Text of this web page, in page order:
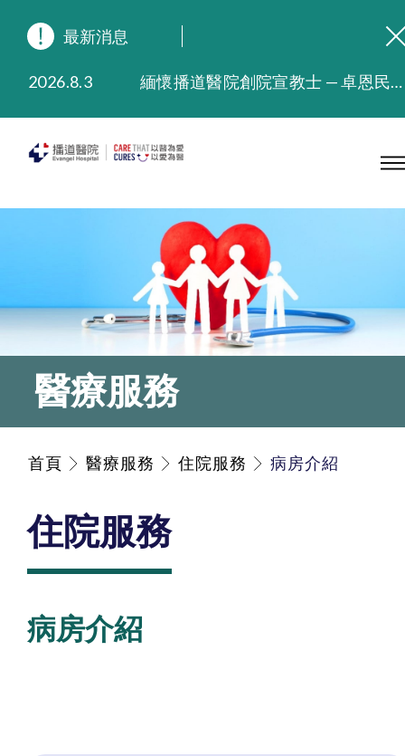
最新消息
2026.8.3
2026.3.20
晚間門診服務延長至晚上11時
2025.8.4
播道醫院體檢服務獲客戶正面評價
醫療服務
首頁 醫療服務 住院服務 病房介紹
住院服務
病房介紹